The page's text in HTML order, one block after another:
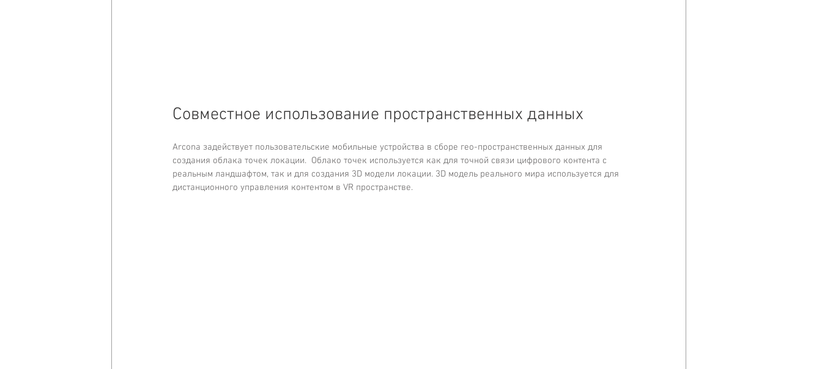
Совместное использование пространственных данных
Arcona задействует пользовательские мобильные устройства в сборе гео-пространственных данных для
создания облака точек локации.  Облако точек используется как для точной связи цифрового контента с
реальным ландшафтом, так и для создания 3D модели локации. 3D модель реального мира используется для
дистанционного управления контентом в VR пространстве.